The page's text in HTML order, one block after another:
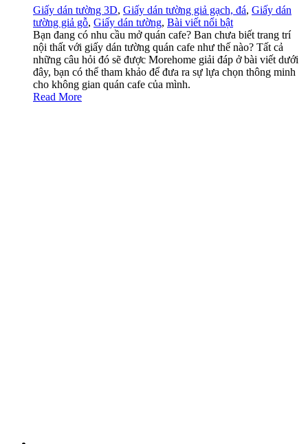
Giấy dán tường 3D, Giấy dán tường giả gạch, đá, Giấy dán
tường giả gỗ, Giấy dán tường, Bài viết nổi bật
Bạn đang có nhu cầu mở quán cafe? Ban chưa biết trang trí
nội thất với giấy dán tường quán cafe như thế nào? Tất cả
những câu hỏi đó sẽ được Morehome giải đáp ở bài viết dưới
đây, bạn có thể tham khảo để đưa ra sự lựa chọn thông minh
cho không gian quán cafe của mình.
Read More